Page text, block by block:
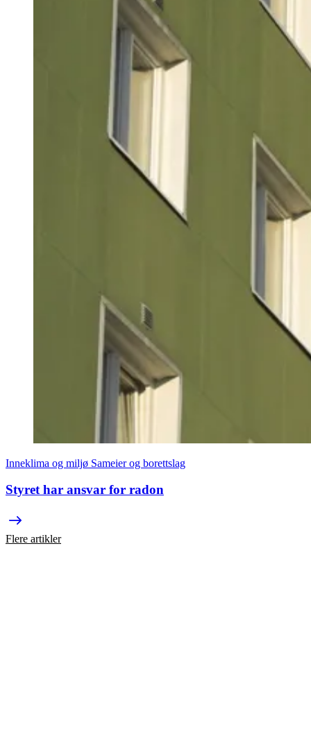
Inneklima og miljø Sameier og borettslag
Styret har ansvar for radon
Flere artikler